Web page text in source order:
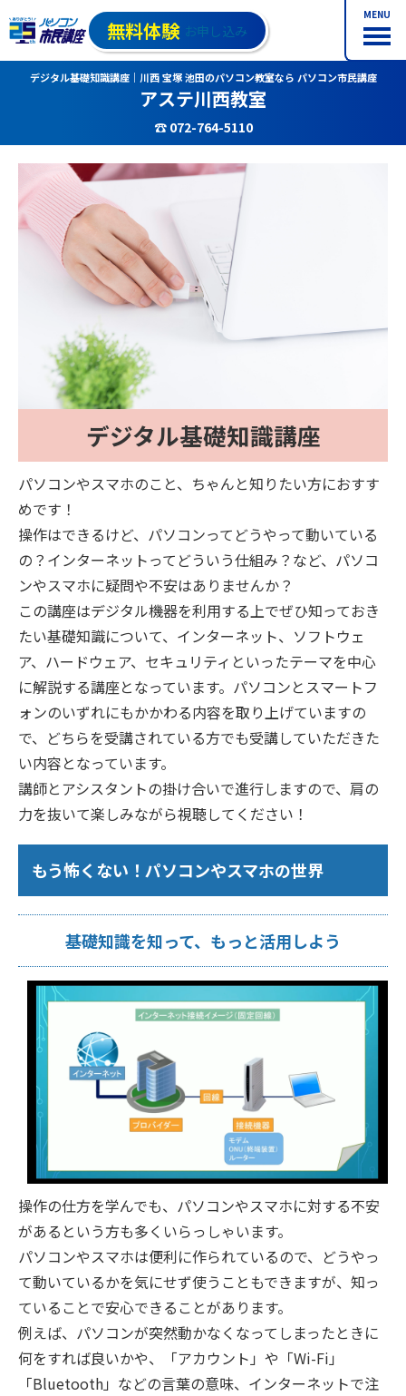
MENU
無料体験 お申し込み
デジタル基礎知識講座｜川西 宝塚 池田のパソコン教室なら パソコン市民講座
アステ川西教室
☎ 072-764-5110
デジタル基礎知識講座
パソコンやスマホのこと、ちゃんと知りたい方におすす
めです！
操作はできるけど、パソコンってどうやって動いている
の？インターネットってどういう仕組み？など、パソコ
ンやスマホに疑問や不安はありませんか？
この講座はデジタル機器を利用する上でぜひ知っておき
たい基礎知識について、インターネット、ソフトウェ
ア、ハードウェア、セキュリティといったテーマを中心
に解説する講座となっています。パソコンとスマートフ
ォンのいずれにもかかわる内容を取り上げていますの
で、どちらを受講されている方でも受講していただきた
い内容となっています。
講師とアシスタントの掛け合いで進行しますので、肩の
力を抜いて楽しみながら視聴してください！
もう怖くない！パソコンやスマホの世界
基礎知識を知って、もっと活用しよう
操作の仕方を学んでも、パソコンやスマホに対する不安
があるという方も多くいらっしゃいます。
パソコンやスマホは便利に作られているので、どうやっ
て動いているかを気にせず使うこともできますが、知っ
ていることで安心できることがあります。
例えば、パソコンが突然動かなくなってしまったときに
何をすれば良いかや、「アカウント」や「Wi-Fi」
「Bluetooth」などの言葉の意味、インターネットで注